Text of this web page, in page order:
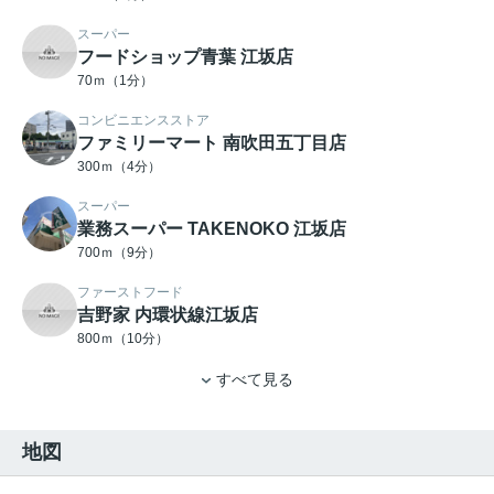
スーパー
フードショップ青葉 江坂店
70ｍ（1分）
コンビニエンスストア
ファミリーマート 南吹田五丁目店
300ｍ（4分）
スーパー
業務スーパー TAKENOKO 江坂店
700ｍ（9分）
ファーストフード
吉野家 内環状線江坂店
800ｍ（10分）
すべて見る
地図